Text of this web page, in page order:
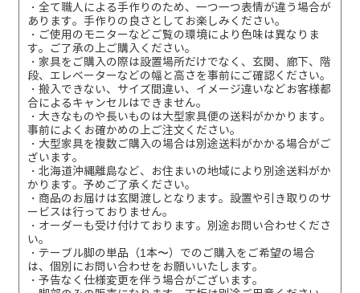
・全て職人による手作りのため、一つ一つ表情が違う場合が
あります。手作りの良さとしてお楽しみください。
・ご使用のモニターなどご覧の環境により色味は異なりま
す。ご了承の上ご購入ください。
・家具をご購入の際は設置場所だけでなく、玄関、廊下、階
段、エレベーターなどの幅と高さを事前にご確認ください。
・搬入できない、サイズ間違い、イメージ違いなどお客様都
合によるキャンセルはできません。
・大きなものや長いものは大型家具便の送料がかかります。
事前によくお確かめの上ご注文ください。
・大型家具を複数ご購入の場合は別途送料がかかる場合がご
ざいます。
・北海道沖縄離島など、お住まいの地域により別途送料がか
かります。予めご了承ください。
・商品のお届けは玄関渡しとなります。設置や引き取りのサ
ービスは行っておりません。
・オーダーも受け付けております。別途お問い合わせくださ
い。
・テーブル脚の単品（1本〜）でのご購入をご希望の場合
は、個別にお問い合わせをお願いいたします。
・予告なく仕様変更を伴う場合がございます。